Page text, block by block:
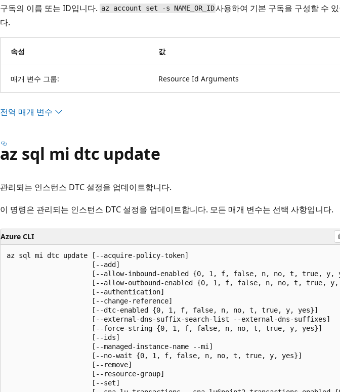
구독의 이름 또는 ID입니다. az account set -s NAME_OR_ID사용하여 기본 구독을 구성할 수
다.
속성 값
매개 변수 그룹: Resource Id Arguments
전역 매개 변수
az sql mi dtc update
관리되는 인스턴스 DTC 설정을 업데이트합니다.
이 명령은 관리되는 인스턴스 DTC 설정을 업데이트합니다. 모든 매개 변수는 선택 사항입니다.
Azure CLI
az sql mi dtc update [--acquire-policy-token]
                     [--add]
[--allow-inbound-enabled {0, 1, f, false, n, no, t, true, y,
[--allow-outbound-enabled {0, 1, f, false, n, no, t, true, y,
                     [--authentication]
                     [--change-reference]
                     [--dtc-enabled {0, 1, f, false, n, no, t, true, y, yes}]
                     [--external-dns-suffix-search-list --external-dns-suffixes]
                     [--force-string {0, 1, f, false, n, no, t, true, y, yes}]
                     [--ids]
                     [--managed-instance-name --mi]
                     [--no-wait {0, 1, f, false, n, no, t, true, y, yes}]
                     [--remove]
                     [--resource-group]
                     [--set]